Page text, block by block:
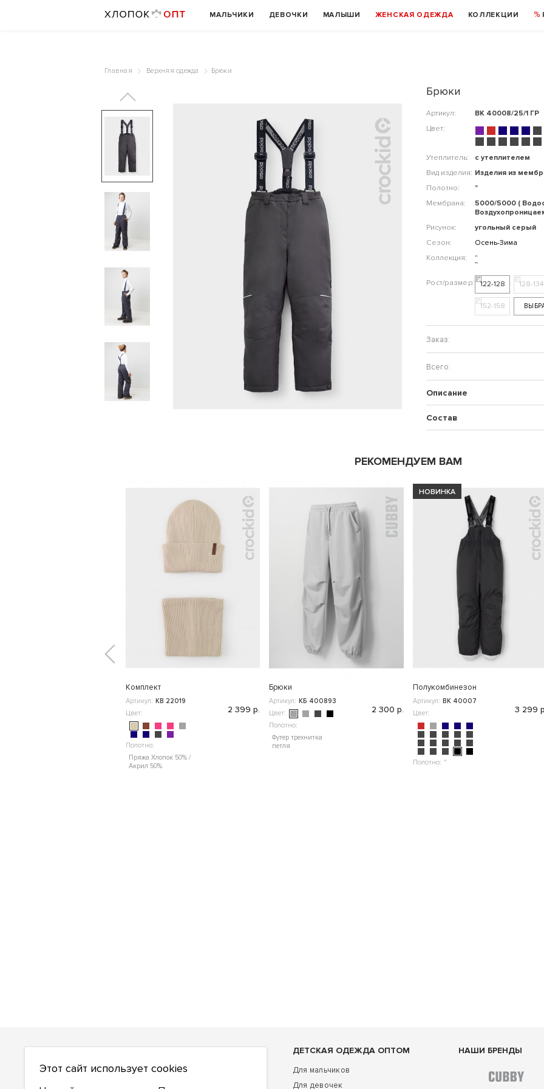
МАЛЬЧИКИ ДЕВОЧКИ МАЛЫШИ ЖЕНСКАЯ ОДЕЖДА КОЛЛЕКЦИИ
Главная Верхняя одежда Брюки
Брюки
Артикул:
ВК 40008/25/1 ГР
Цвет:
Утеплитель:
с утеплителем
Вид изделия: Изделия из
Полотно:
"
Мембрана:
5000/5000 (
Рисунок:
угольный серый
Сезон:
Осень-Зима
Коллекция:
"
122-128 128-134
152-158
Описание
Состав
РЕКОМЕНДУЕМ ВАМ
Комплект
Артикул: КВ 22019
Цвет:
Полотно:
Пряжа Хлопок 50% /
Акрил 50%
2 399 р.
Брюки
Артикул: КБ 400893
Цвет:
Полотно:
Футер трехнитка
петля
2 300 р.
НОВИНКА
Полукомбинезон
Артикул: ВК 40007
Цвет:
Полотно: "
3 299
О НАС
О компании
Как сделать заказ
ДЕТСКАЯ ОДЕЖДА ОПТОМ
Для мальчиков
Для девочек
НАШИ БРЕНДЫ
Этот сайт использует cookies